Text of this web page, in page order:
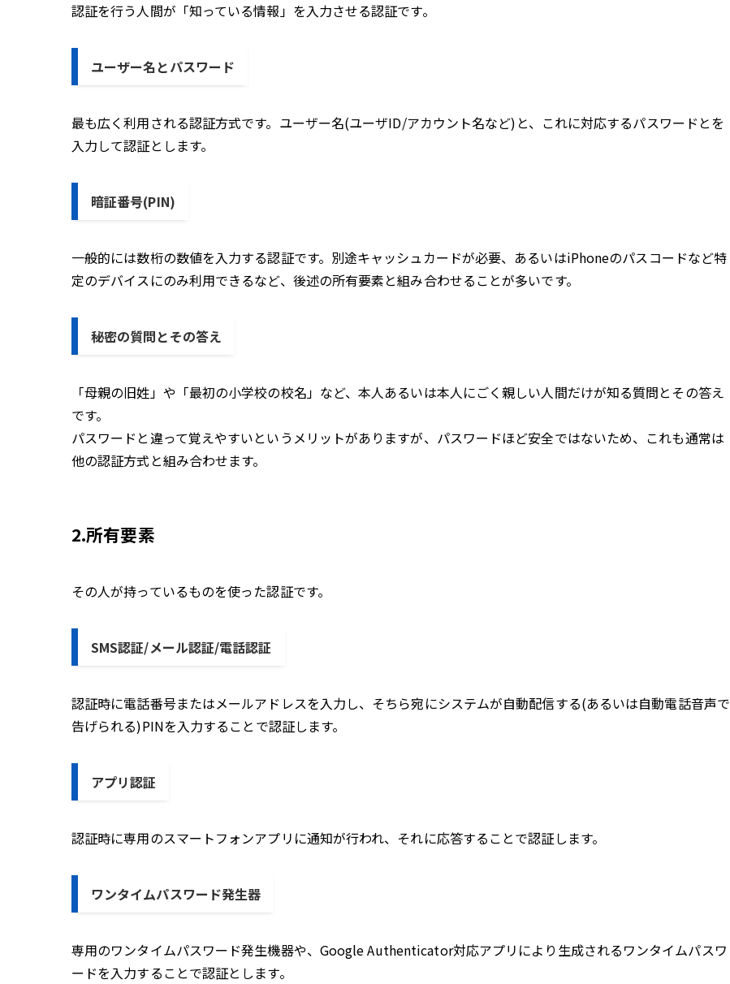
認証を行う人間が「知っている情報」を入力させる認証です。
ユーザー名とパスワード
最も広く利用される認証方式です。ユーザー名(ユーザID/アカウント名など)と、これに対応するパスワードとを
入力して認証とします。
暗証番号(PIN)
一般的には数桁の数値を入力する認証です。別途キャッシュカードが必要、あるいはiPhoneのパスコードなど特
定のデバイスにのみ利用できるなど、後述の所有要素と組み合わせることが多いです。
秘密の質問とその答え
「母親の旧姓」や「最初の小学校の校名」など、本人あるいは本人にごく親しい人間だけが知る質問とその答え
です。
パスワードと違って覚えやすいというメリットがありますが、パスワードほど安全ではないため、これも通常は
他の認証方式と組み合わせます。
2.所有要素
その人が持っているものを使った認証です。
SMS認証/メール認証/電話認証
認証時に電話番号またはメールアドレスを入力し、そちら宛にシステムが自動配信する(あるいは自動電話音声で
告げられる)PINを入力することで認証します。
アプリ認証
認証時に専用のスマートフォンアプリに通知が行われ、それに応答することで認証します。
ワンタイムパスワード発生器
専用のワンタイムパスワード発生機器や、Google Authenticator対応アプリにより生成されるワンタイムパスワ
ードを入力することで認証とします。